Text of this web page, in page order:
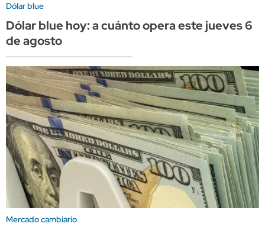
Dólar blue
Dólar blue hoy: a cuánto opera este jueves 6
de agosto
Mercado cambiario